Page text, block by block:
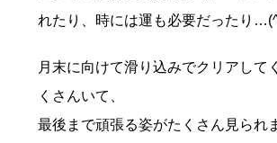
れたり、時には運も必要だったり
月末に向けて滑り込みでクリアして
くさんいて、
最後まで頑張る姿がたくさん見られ